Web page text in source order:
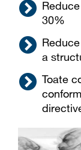
30%
a
Toate
conform